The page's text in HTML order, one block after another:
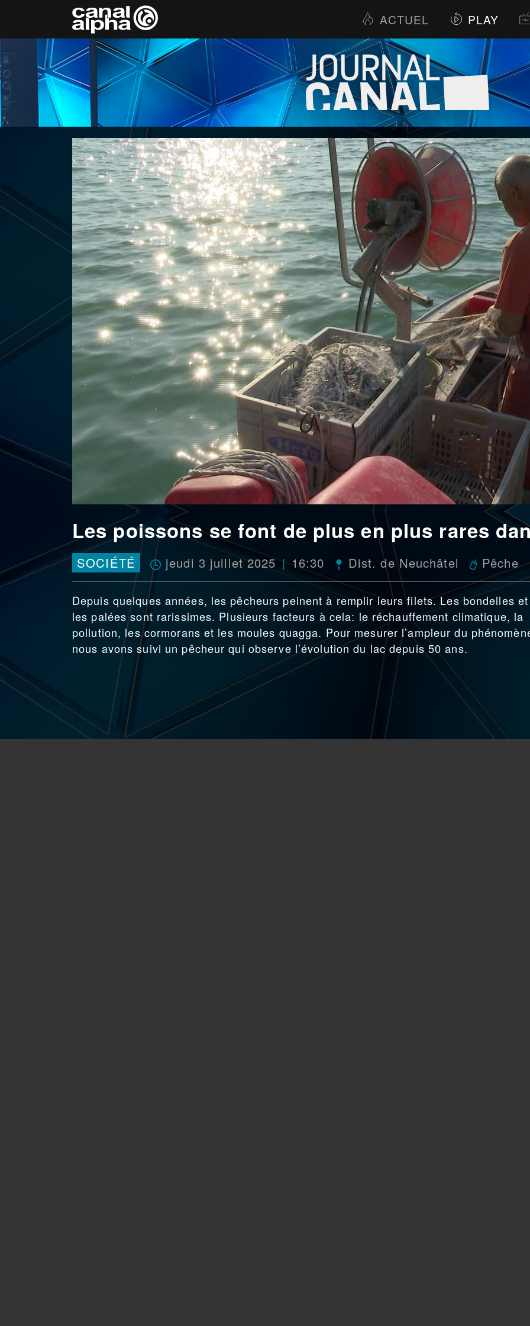
ACTUEL PLAY
Les poissons se font de plus en plus rares
SOCIÉTÉ jeudi 3 juillet 2025 16:30 Dist. de Neuchâtel Pêche
Depuis quelques années, les pêcheurs peinent à remplir leurs filets. Les bondelles et
les palées sont rarissimes. Plusieurs facteurs à cela: le réchauffement climatique, la
pollution, les cormorans et les moules quagga. Pour mesurer l’ampleur du
nous avons suivi un pêcheur qui observe l’évolution du lac depuis 50 ans.